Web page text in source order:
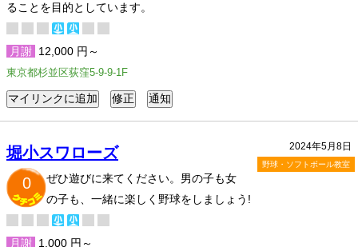
ることを目的としています。
月謝 12,000 円～
東京都杉並区荻窪5-9-9-1F
2024年5月8日
野球・ソフトボール教室
堀小スワローズ
0
ぜひ遊びに来てください。男の子も女
の子も、一緒に楽しく野球をしましょう!
月謝 1,000 円～